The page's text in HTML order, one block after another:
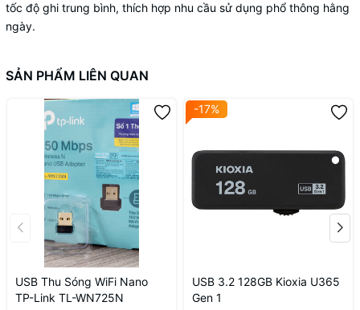
tốc độ ghi trung bình, thích hợp nhu cầu sử dụng phổ thông hằng
ngày.
SẢN PHẨM LIÊN QUAN
USB Thu Sóng WiFi Nano
TP-Link TL-WN725N
-17%
USB 3.2 128GB Kioxia U365
Gen 1